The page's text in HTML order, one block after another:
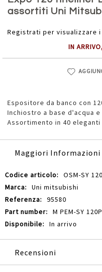
assortiti Uni
Registrati per visualizzare
IN
Espositore da banco con
Inchiostro a base d'acqua
Assortimento in 40
della
galleria
immagini
Maggiori Informazioni
Maggiori
Informazioni
OSM-SY
Uni mitsubishi
95580
M PEM-SY 120P
In arrivo
Recensioni